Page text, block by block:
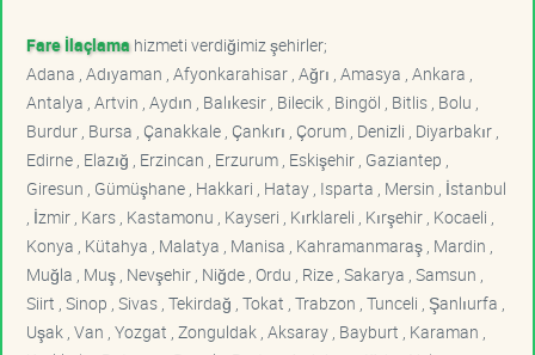
Fare İlaçlama hizmeti verdiğimiz şehirler;
Adana , Adıyaman , Afyonkarahisar , Ağrı , Amasya , Ankara ,
Antalya , Artvin , Aydın , Balıkesir , Bilecik , Bingöl , Bitlis , Bolu ,
Burdur , Bursa , Çanakkale , Çankırı , Çorum , Denizli , Diyarbakır ,
Edirne , Elazığ , Erzincan , Erzurum , Eskişehir , Gaziantep ,
Giresun , Gümüşhane , Hakkari , Hatay , Isparta , Mersin , İstanbul
, İzmir , Kars , Kastamonu , Kayseri , Kırklareli , Kırşehir , Kocaeli ,
Konya , Kütahya , Malatya , Manisa , Kahramanmaraş , Mardin ,
Muğla , Muş , Nevşehir , Niğde , Ordu , Rize , Sakarya , Samsun ,
Siirt , Sinop , Sivas , Tekirdağ , Tokat , Trabzon , Tunceli , Şanlıurfa ,
Uşak , Van , Yozgat , Zonguldak , Aksaray , Bayburt , Karaman ,